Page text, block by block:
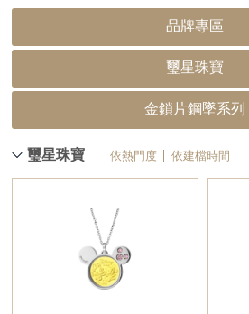
品牌專區
璽星珠寶
金鎖片鋼墜系列
璽星珠寶 依熱門度 依建檔時間